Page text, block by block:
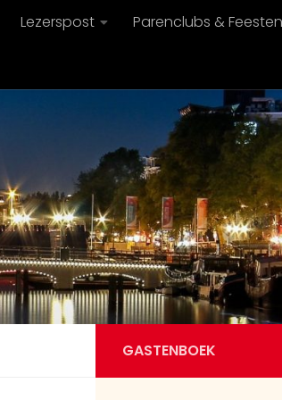
Lezerspost Parenclubs & Feesten
GASTENBOEK
@Guest59043 Zwaaien
vanmiddag engelermeer
wie nog meer?
Guest59454
Hey, wij (m25 v27) zijn
vrijdag op het
burgh-haamstede te
Iemand daar al geweest
het daar druk of rustig is?
Guest57516
Druk op engelenmeer
gedeelte?